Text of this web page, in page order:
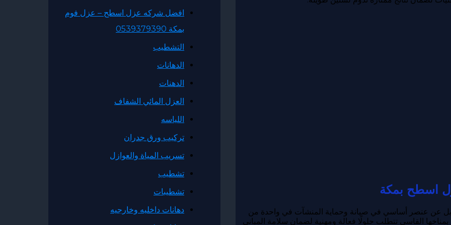
اسطح بمكة
عن عنصر أساسي في صيانة وحماية المنشآت في واحدة من
القاسي تتطلب حلولًا فعالة ومهنية لضمان سلامة المباني
افضل شركه عزل اسطح – عزل فوم
بمكة 0539379390
التشطيب
الدهانات
الدهنات
العزل المائي الشفاف
اللياسه
تركيب ورق جدران
تسريب المياة والعوازل
تشطيب
تشطيبات
دهانات داخليه وخارجيه